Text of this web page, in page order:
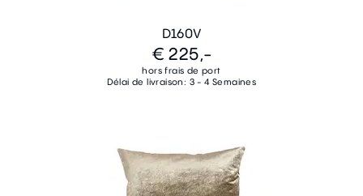
D160V
€ 225,-
hors frais de port
Délai de livraison: 3 - 4 Semaines